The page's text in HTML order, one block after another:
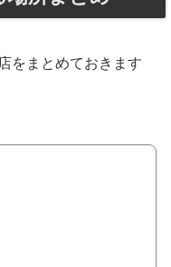
をまとめておきます